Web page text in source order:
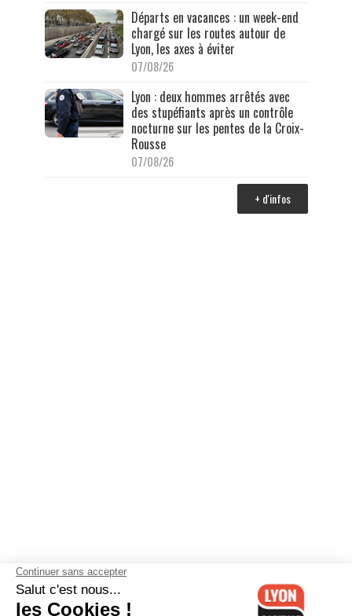
Départs en vacances : un week-end
chargé sur les routes autour de
Lyon, les axes à éviter
07/08/26
Lyon : deux hommes arrêtés avec
des stupéfiants après un contrôle
nocturne sur les pentes de la Croix-
Rousse
07/08/26
+ d'infos